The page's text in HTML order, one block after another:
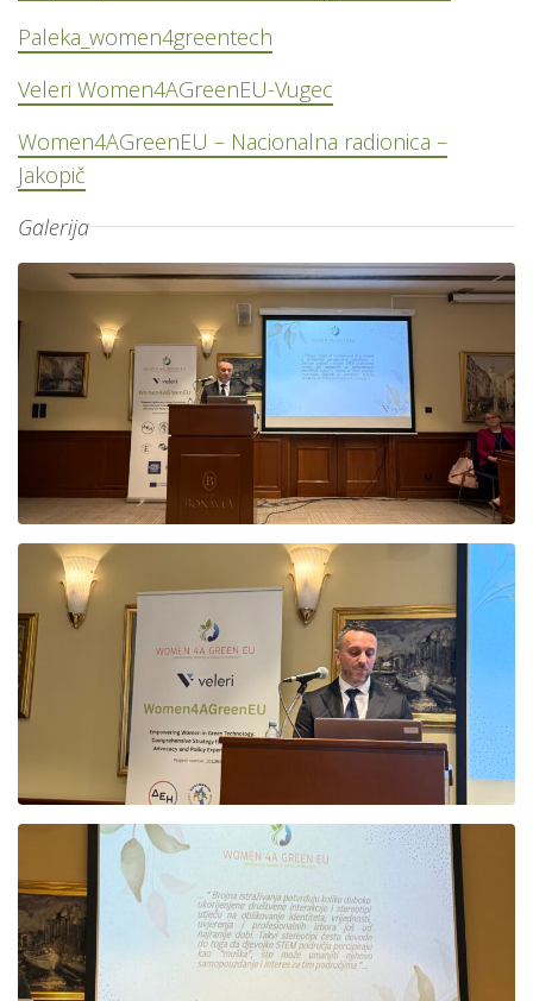
Paleka_women4greentech
Veleri Women4AGreenEU-Vugec
Women4AGreenEU – Nacionalna radionica –
Jakopič
Galerija